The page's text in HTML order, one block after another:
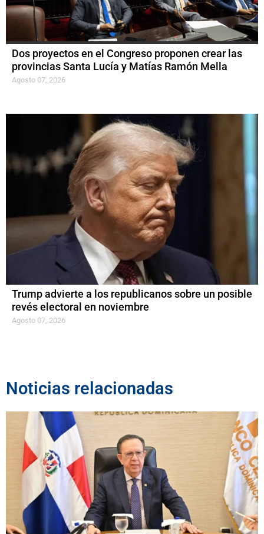
Dos proyectos en el Congreso proponen crear las
provincias Santa Lucía y Matías Ramón Mella
Agosto 07, 2026
Trump advierte a los republicanos sobre un posible
revés electoral en noviembre
Agosto 07, 2026
Noticias relacionadas